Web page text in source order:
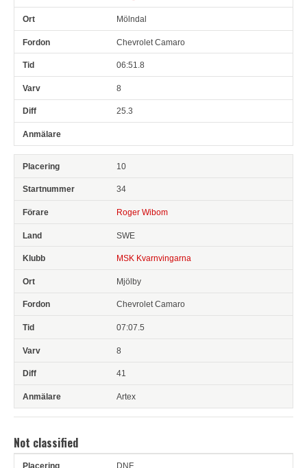
Mölndal
Chevrolet Camaro
06:51.8
8
25.3
10
34
Roger Wibom
SWE
MSK Kvarnvingarna
Mjölby
Chevrolet Camaro
07:07.5
8
41
Artex
Not classified
DNF